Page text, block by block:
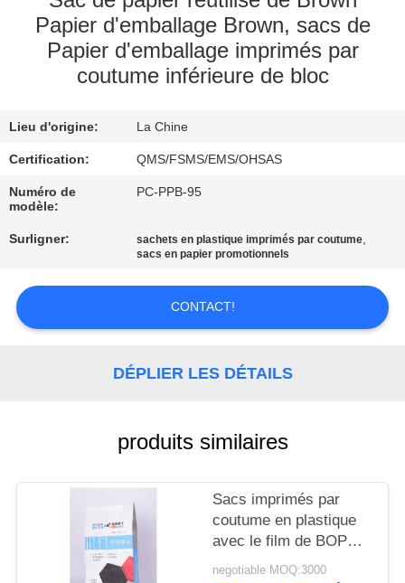
D'USINE
CONTRÔLE
LA
QUALITÉ
DEMANDE
DE
PRIVACY
POLICY
Papier d'emballage Brown, sacs de
Papier d'emballage imprimés par
coutume inférieure de bloc
Lieu d'origine: La Chine
Certification: QMS/FSMS/EMS/OHSAS
Numéro de
modèle:
PC-PPB-95
Surligner: sachets en plastique imprimés par coutume,
sacs en papier promotionnels
CONTACT!
DÉPLIER LES DÉTAILS
produits similaires
Sacs imprimés par
coutume en plastique
avec le film de BOPP
Perlized imprimant le
negotiable MOQ:3000